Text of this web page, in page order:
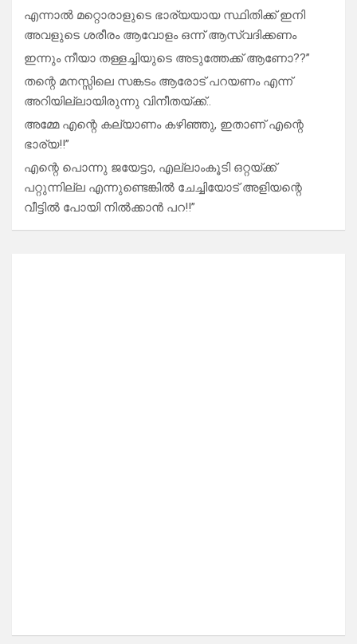
എന്നാൽ മറ്റൊരാളുടെ ഭാര്യയായ സ്ഥിതിക്ക് ഇനി
അവളുടെ ശരീരം ആവോളം ഒന്ന് ആസ്വദിക്കണം
ഇന്നും നീയാ തള്ളച്ചിയുടെ അടുത്തേക്ക് ആണോ??”
തന്റെ മനസ്സിലെ സങ്കടം ആരോട് പറയണം എന്ന്
അറിയില്ലായിരുന്നു വിനീതയ്ക്ക്..
അമ്മേ എന്റെ കല്യാണം കഴിഞ്ഞു, ഇതാണ് എന്റെ
ഭാര്യ!!”
എന്റെ പൊന്നു ജയേട്ടാ, എല്ലാംകൂടി ഒറ്റയ്ക്ക്
പറ്റുന്നില്ല എന്നുണ്ടെങ്കിൽ ചേച്ചിയോട് അളിയന്റെ
വീട്ടിൽ പോയി നിൽക്കാൻ പറ!!”